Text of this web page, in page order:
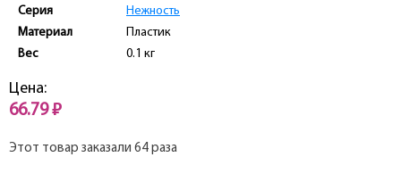
Серия
Нежность
Материал
Пластик
Вес
0.1 кг
Цена:
66.79 ₽
Этот товар заказали 64 раза